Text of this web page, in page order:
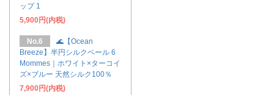
ップ 1
5,900円(内税)
No.6
🌊【Ocean
Breeze】半円シルクベール 6
Mommes｜ホワイト×ターコイ
ズ×ブルー 天然シルク100％
7,900円(内税)